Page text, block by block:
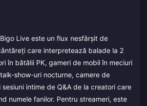
Live este un flux nesfârșit de
care interpretează balade la 2
în bătălii PK, gameri de mobil în meciuri
show-uri nocturne, camere de
intime de Q&A de la creatori care
numele fanilor. Pentru streameri, este